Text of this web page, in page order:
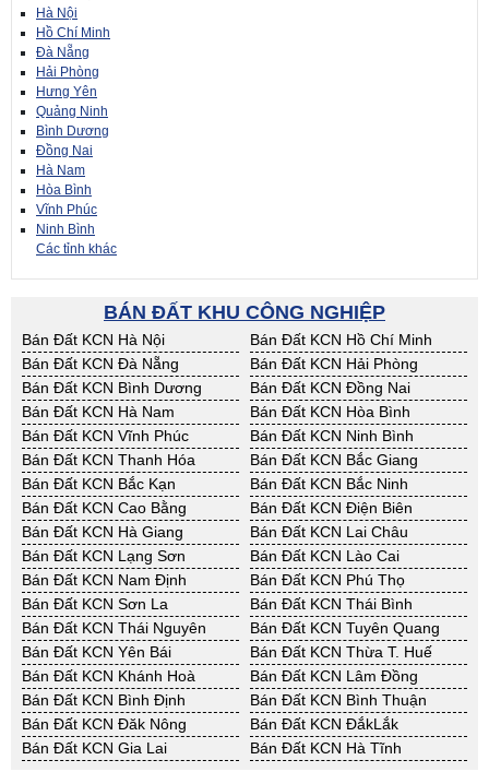
SÀN GIAO DỊCH
Hà Nội
Hồ Chí Minh
Đà Nẵng
Hải Phòng
Hưng Yên
Quảng Ninh
Bình Dương
Đồng Nai
Hà Nam
Hòa Bình
Vĩnh Phúc
Ninh Bình
BÁN ĐẤT KHU CÔNG NGHIỆP
Bán Đất KCN Hà Nội
Bán Đất KCN Hồ Chí Minh
Bán Đất KCN Đà Nẵng
Bán Đất KCN Hải Phòng
Bán Đất KCN Bình Dương
Bán Đất KCN Đồng Nai
Bán Đất KCN Hà Nam
Bán Đất KCN Hòa Bình
Bán Đất KCN Vĩnh Phúc
Bán Đất KCN Ninh Bình
Bán Đất KCN Thanh Hóa
Bán Đất KCN Bắc Giang
Bán Đất KCN Bắc Kạn
Bán Đất KCN Bắc Ninh
Bán Đất KCN Cao Bằng
Bán Đất KCN Điện Biên
Bán Đất KCN Hà Giang
Bán Đất KCN Lai Châu
Bán Đất KCN Lạng Sơn
Bán Đất KCN Lào Cai
Bán Đất KCN Nam Định
Bán Đất KCN Phú Thọ
Bán Đất KCN Sơn La
Bán Đất KCN Thái Bình
Bán Đất KCN Thái Nguyên
Bán Đất KCN Tuyên Quang
Bán Đất KCN Yên Bái
Bán Đất KCN Thừa T. Huế
Bán Đất KCN Khánh Hoà
Bán Đất KCN Lâm Đồng
Bán Đất KCN Bình Định
Bán Đất KCN Bình Thuận
Bán Đất KCN Đăk Nông
Bán Đất KCN ĐắkLắk
Bán Đất KCN Gia Lai
Bán Đất KCN Hà Tĩnh